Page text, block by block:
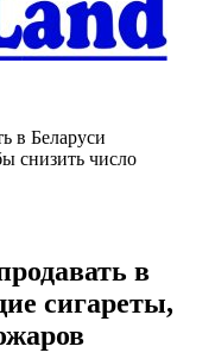
в Беларуси
снизить число
в
сигареты,